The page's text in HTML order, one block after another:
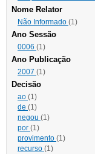
Nome Relator
Não Informado (1)
Ano Sessão
0006 (1)
Ano Publicação
2007 (1)
Decisão
ao (1)
de (1)
negou (1)
por (1)
provimento (1)
recurso (1)